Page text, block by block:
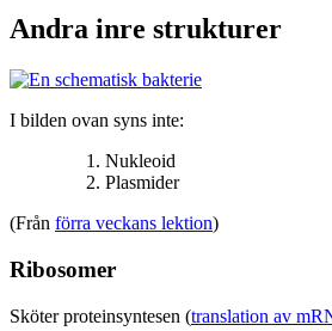
Andra inre strukturer
I bilden ovan syns inte:
Nukleoid
Plasmider
(Från förra veckans lektion)
Ribosomer
Sköter proteinsyntesen (translation av